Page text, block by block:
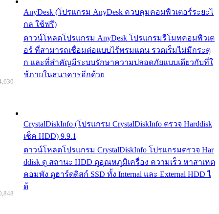
AnyDesk (โปรแกรม AnyDesk ควบคุมคอมพิวเตอร์ระยะไ
กล ใช้ฟรี)
ดาวน์โหลดโปรแกรม AnyDesk โปรแกรมรีโมทคอมพิวเต
อร์ ที่สามารถเชื่อมต่อแบบไร้พรมแดน รวดเร็มไม่มีกระตุ
ก และที่สำคัญมีระบบรักษาความปลอดภัยแบบเดียวกับที่ใ
ช้ภายในธนาคารอีกด้วย
CrystalDiskInfo (โปรแกรม CrystalDiskInfo ตรวจ Harddisk
เช็ค HDD) 9.9.1
ดาวน์โหลดโปรแกรม CrystalDiskInfo โปรแกรมตรวจ Har
ddisk ดู สถานะ HDD ดูอุณหภูมิเครื่อง ความเร็ว หาสาเหต
คอมพัง ดูฮาร์ดดิสก์ SSD ทั้ง Internal และ External HDD ไ
ด้